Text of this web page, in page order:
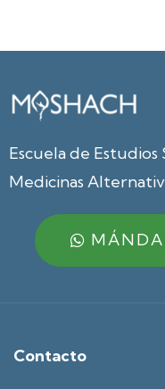
Escuela de
Medicinas
Contacto